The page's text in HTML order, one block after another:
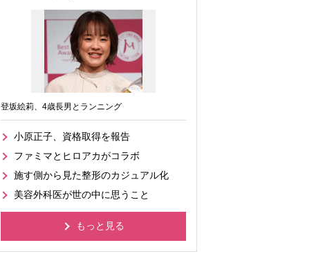
登坂絵莉、4歳長男とランニング
小原正子、資格取得を報告
ファミマとヒロアカがコラボ
施す側から見た整形のカジュアル化
美容外科医が世の中に思うこと
もっと見る